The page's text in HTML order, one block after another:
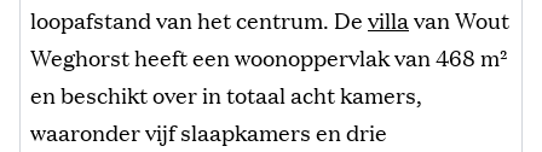
loopafstand van het centrum. Devillavan Wout
Weghorst heeft een woonoppervlak van 468 m²
en beschikt over in totaal acht kamers,
waaronder vijf slaapkamers en drie